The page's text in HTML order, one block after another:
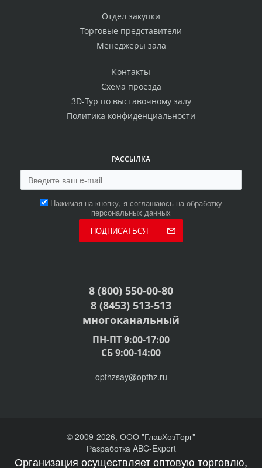
Отдел закупки
Торговые представители
Менеджеры зала
Контакты
Схема проезда
3D-Тур по выставочному залу
Политика конфиденциальности
РАССЫЛКА
Нажимая на кнопку, я соглашаюсь на обработку
персональных данных
ПОДПИСАТЬСЯ
8 (800) 550-00-80
8 (8453) 513-513
многоканальный
ПН-ПТ 9:00-17:00
СБ 9:00-14:00
opthzsay@opthz.ru
© 2009-2026, ООО "ГлавХозТорг"
Разработка ABC-Expert
Организация осуществляет оптовую торговлю,